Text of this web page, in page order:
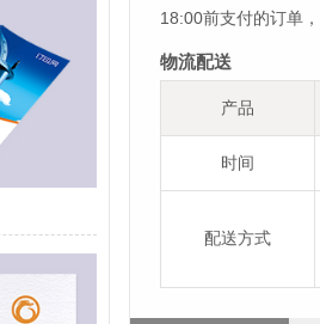
18:00前支付的订单
物流配送
产品
时间
配送方式